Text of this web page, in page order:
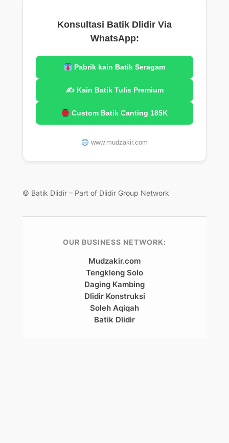
Konsultasi Batik Dlidir Via
WhatsApp:
Pabrik kain Batik Seragam
✍️ Kain Batik Tulis Premium
Custom Batik Canting 185K
www.mudzakir.com
© Batik Dlidir – Part of Dlidir Group Network
OUR BUSINESS NETWORK:
Mudzakir.com
Tengkleng Solo
Daging Kambing
Dlidir Konstruksi
Soleh Aqiqah
Batik Dlidir